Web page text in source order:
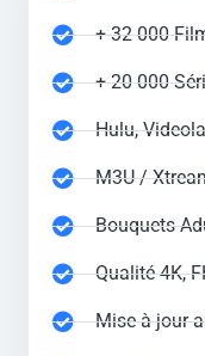
+ 32 000
+ 20 000
Hulu,
M3U /
Bouquets
Qualité 4K,
Mise à jour